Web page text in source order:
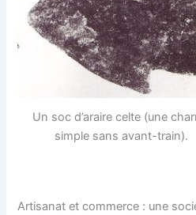
Un soc d’araire celte (une
simple sans avant-train).
Artisanat et commerce : une